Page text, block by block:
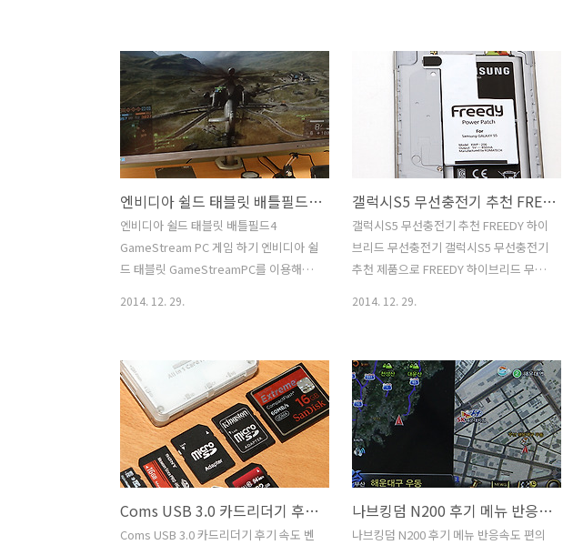
고 있습니다. 더 큰 화면이 어떤지 직접 써
보고 여러가지 테스트를 해 봤습니다. 뷰
소닉 모니터 28인치 Viewsonic
VX2858Sml 사용 후기를 적으면서 조금
아쉬웠던 점도 있었는데 반대로 오히려
이게 장점이 되겠구나 하는 점도 발견을
했습니다. 이 모니터는 위아래 좌우 시야
각이 176도로 광시야각 패널을 사용 했습
니다. TV튜너는 내장되어있지 않으나 셋
톱박스 등을 이용한 HDMI 출력으로 TV와
같이 사용하기에도 적당합니다. 기존의
가격도 저렴하기 때문입니다. 버튼 하나
만 누르면 자동 촬영이되며 뒤틀림까지
해결한 제품이라 셀카봉 추천 제품으로
소개 합니다. 스키장에 가서 실제로 사용
을 해 봤습니다. 물론 스키장에서 셀카봉
을 쓰면서 타는것은 권하진 않습니다. 저
는 초보존에서 사람이 많지 않은 상태에
서 잠깐 사용을 했습니다. 그보다는 출발
하기 전에 와이프와 함께 셀프카메라 촬
영을 많이 했습니다. 실제로 사용해보니
셀카봉이 넓은 사진을 찍을 때에는 상당
품을 소..
엔비디아 쉴드 태블릿 배틀필드4 GameStream PC 게임 하기
엔비디아 쉴드 태블릿 배틀필드4
GameStream PC 게임 하기 엔비디아 쉴
드 태블릿 GameStreamPC를 이용해서
에서 나온 최신 게임들을 빠르게 실행 할
수 있고 작업도 빠르게 할 수 있습니다. 그
런데 특별한 기능이 하나 더 있습니다. 엔
비디아 쉴드 태블릿은 GameStream을
이용해서 배틀필드4나 기타 PC게임을 태
블릿으로 게임을 할 수 있게 해 줍니다. 정
확히 이야기하면 게임은 PC에서 실행이
되며 그 화면을 스트리밍으로 태블릿이
받아서 화면을 보여주게 됩니다. 이렇게
2014. 12. 29.
갤럭시S5 무선충전기 추천 FREEDY 하이브리드 무선충전기
갤럭시S5 무선충전기 추천 FREEDY 하이
브리드 무선충전기 갤럭시S5 무선충전기
추천 제품으로 FREEDY 하이브리드 무선
럼 거치형으로 충전하는 제품도 있습니
다. FREEDY 하이브리드 무선충전기는 거
치형 갤럭시S5 무선충전기 제품으로 책
상에 올려놓고 사용하기 안성맞춤인 제품
입니다. 물론 눕혀서 패드 처럼도 사용할
수 있습니다. 갤럭시S5는 USB케이블로
유선 연결해서 충전하기 조금 번거로운
타입의 기종 입니다. 방수방진 기능 때문
에 아래쪽에 USB 단자쪽에 커버로 닫혀
2014. 12. 29.
Coms USB 3.0 카드리더기 후기 속도 벤치마크
Coms USB 3.0 카드리더기 후기 속도 벤
나브킹덤 N200 후기 메뉴 반응속도 편의성 확인
나브킹덤 N200 후기 메뉴 반응속도 편의